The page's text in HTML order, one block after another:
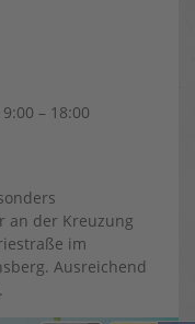
9:00 – 18:00
an der Kreuzung
im
Ausreichend